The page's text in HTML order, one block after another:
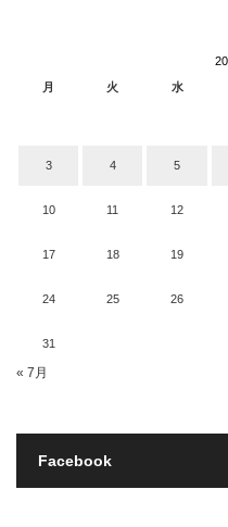
月
火 水
3 4 5
10 11 12
17 18 19
24 25 26
31
« 7月
Facebook